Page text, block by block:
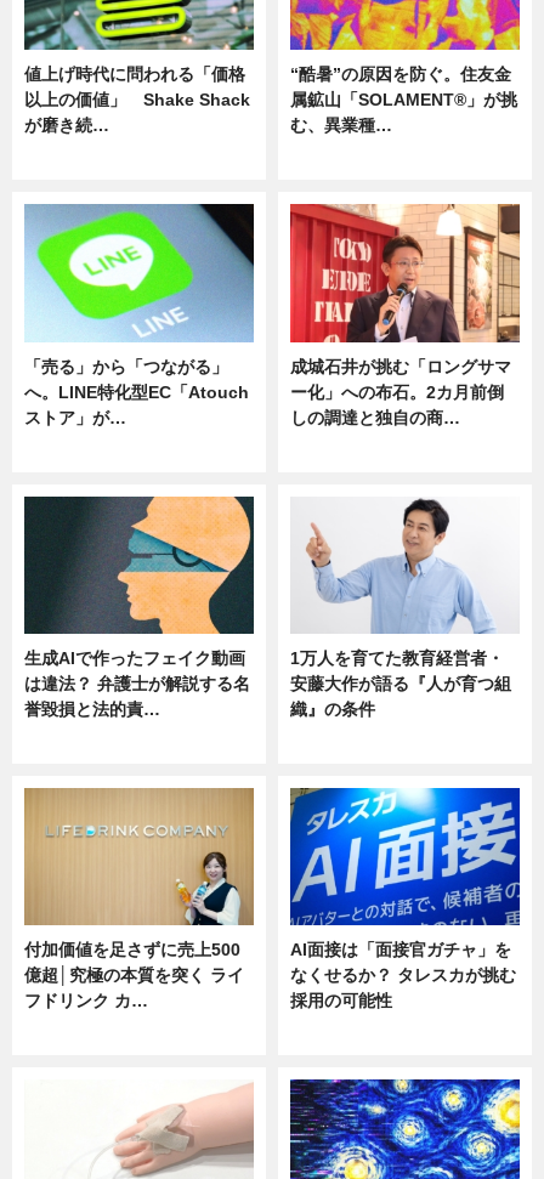
値上げ時代に問われる「価格
以上の価値」 Shake Shack
が磨き続…
“酷暑”の原因を防ぐ。住友金
属鉱山「SOLAMENT®」が挑
む、異業種…
「売る」から「つながる」
へ。LINE特化型EC「Atouch
ストア」が…
成城石井が挑む「ロングサマ
ー化」への布石。2カ月前倒
しの調達と独自の商…
生成AIで作ったフェイク動画
は違法？ 弁護士が解説する名
誉毀損と法的責…
1万人を育てた教育経営者・
安藤大作が語る『人が育つ組
織』の条件
付加価値を足さずに売上500
億超│究極の本質を突く ライ
フドリンク カ…
AI面接は「面接官ガチャ」を
なくせるか？ タレスカが挑む
採用の可能性